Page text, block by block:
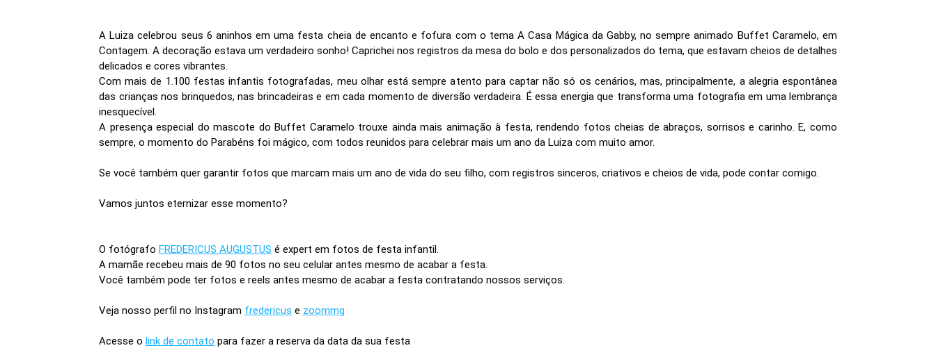
A Luiza celebrou seus 6 aninhos em uma festa cheia de encanto e fofura com o tema A Casa Mágica da Gabby, no sempre animado Buffet Caramelo, em
Contagem. A decoração estava um verdadeiro sonho! Caprichei nos registros da mesa do bolo e dos personalizados do tema, que estavam cheios de detalhes
delicados e cores vibrantes.
Com mais de 1.100 festas infantis fotografadas, meu olhar está sempre atento para captar não só os cenários, mas, principalmente, a alegria espontânea
das crianças nos brinquedos, nas brincadeiras e em cada momento de diversão verdadeira. É essa energia que transforma uma fotografia em uma lembrança
inesquecível.
A presença especial do mascote do Buffet Caramelo trouxe ainda mais animação à festa, rendendo fotos cheias de abraços, sorrisos e carinho. E, como
sempre, o momento do Parabéns foi mágico, com todos reunidos para celebrar mais um ano da Luiza com muito amor.
Se você também quer garantir fotos que marcam mais um ano de vida do seu filho, com registros sinceros, criativos e cheios de vida, pode contar comigo.
Vamos juntos eternizar esse momento?
O fotógrafo FREDERICUS AUGUSTUS é expert em fotos de festa infantil.
A mamãe recebeu mais de 90 fotos no seu celular antes mesmo de acabar a festa.
Você também pode ter fotos e reels antes mesmo de acabar a festa contratando nossos serviços.
Veja nosso perfil no Instagram fredericus e zoommg
Acesse o link de contato para fazer a reserva da data da sua festa